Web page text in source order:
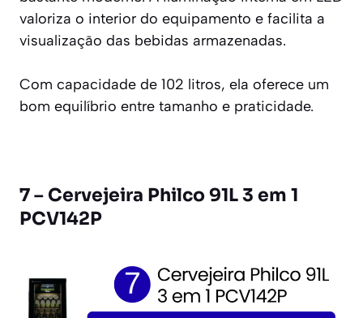
valoriza o interior do equipamento e facilita a
visualização das bebidas armazenadas.
Com capacidade de 102 litros, ela oferece um
bom equilíbrio entre tamanho e praticidade.
7 – Cervejeira Philco 91L 3 em 1
PCV142P